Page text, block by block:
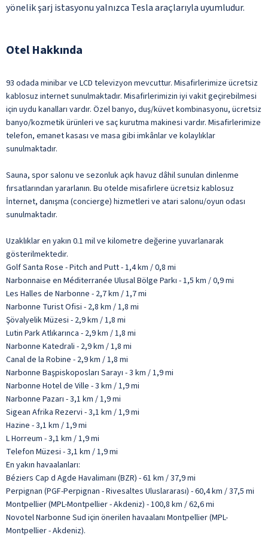
yönelik şarj istasyonu yalnızca Tesla araçlarıyla uyumludur.
Otel Hakkında
93 odada minibar ve LCD televizyon mevcuttur. Misafirlerimize ücretsiz
kablosuz internet sunulmaktadır. Misafirlerimizin iyi vakit geçirebilmesi
için uydu kanalları vardır. Özel banyo, duş/küvet kombinasyonu, ücretsiz
banyo/kozmetik ürünleri ve saç kurutma makinesi vardır. Misafirlerimize
telefon, emanet kasası ve masa gibi imkânlar ve kolaylıklar
sunulmaktadır.
Sauna, spor salonu ve sezonluk açık havuz dâhil sunulan dinlenme
fırsatlarından yararlanın. Bu otelde misafirlere ücretsiz kablosuz
İnternet, danışma (concierge) hizmetleri ve atari salonu/oyun odası
sunulmaktadır.
Uzaklıklar en yakın 0.1 mil ve kilometre değerine yuvarlanarak
gösterilmektedir.
Golf Santa Rose - Pitch and Putt - 1,4 km / 0,8 mi
Narbonnaise en Méditerranée Ulusal Bölge Parkı - 1,5 km / 0,9 mi
Les Halles de Narbonne - 2,7 km / 1,7 mi
Narbonne Turist Ofisi - 2,8 km / 1,8 mi
Şövalyelik Müzesi - 2,9 km / 1,8 mi
Lutin Park Atlıkarınca - 2,9 km / 1,8 mi
Narbonne Katedrali - 2,9 km / 1,8 mi
Canal de la Robine - 2,9 km / 1,8 mi
Narbonne Başpiskoposları Sarayı - 3 km / 1,9 mi
Narbonne Hotel de Ville - 3 km / 1,9 mi
Narbonne Pazarı - 3,1 km / 1,9 mi
Sigean Afrika Rezervi - 3,1 km / 1,9 mi
Hazine - 3,1 km / 1,9 mi
L Horreum - 3,1 km / 1,9 mi
Telefon Müzesi - 3,1 km / 1,9 mi
En yakın havaalanları:
Béziers Cap d Agde Havalimanı (BZR) - 61 km / 37,9 mi
Perpignan (PGF-Perpignan - Rivesaltes Uluslararası) - 60,4 km / 37,5 mi
Montpellier (MPL-Montpellier - Akdeniz) - 100,8 km / 62,6 mi
Novotel Narbonne Sud için önerilen havaalanı Montpellier (MPL-
Montpellier - Akdeniz).